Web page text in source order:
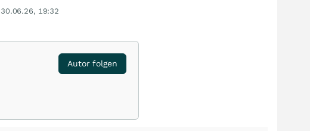
30.06.26, 19:32
Autor folgen